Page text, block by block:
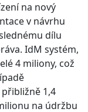
na nový
v návrhu
dílu
IdM systém,
4 miliony, což
1,4
na údržbu